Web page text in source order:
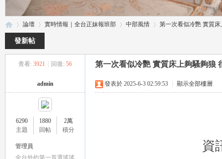
論壇
›
實時情報｜全台正妹報班部
›
中部風情
›
第一次看似冷艷 實質
發新帖
查看: 3921 回復: 56 第一次看似冷艷 實質床上夠騷夠狼
admin
6290
主題
1880
回帖
2萬
積分
管理員
全台外約第一首選瑤瑤
發表於 2025-6-3 02:59:53 顯示全部樓層
資